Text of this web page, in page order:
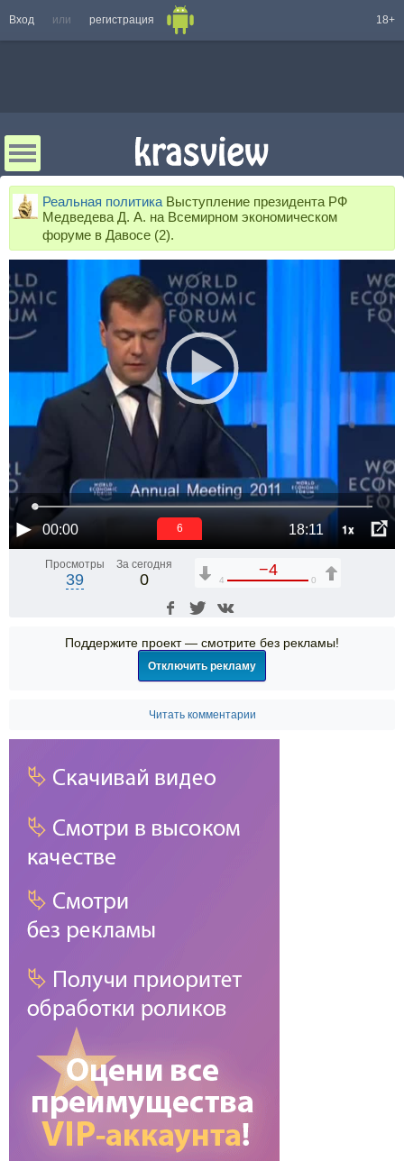
Вход или регистрация 18+
Реальная политика Выступление президента РФ
Медведева Д. А. на Всемирном экономическом
форуме в Давосе (2).
00:00 18:11 1x
6
Просмотры
39
За сегодня
0
−4
4 0
Поддержите проект — смотрите без рекламы!
Отключить рекламу
Читать комментарии